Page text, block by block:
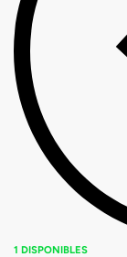
1 DISPONIBLES